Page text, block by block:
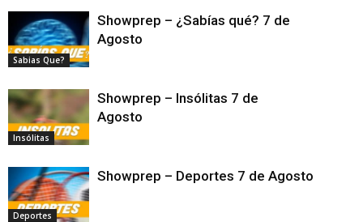
Sabias Que?
Showprep – ¿Sabías qué? 7 de
Agosto
Insólitas
Showprep – Insólitas 7 de
Agosto
Deportes
Showprep – Deportes 7 de Agosto